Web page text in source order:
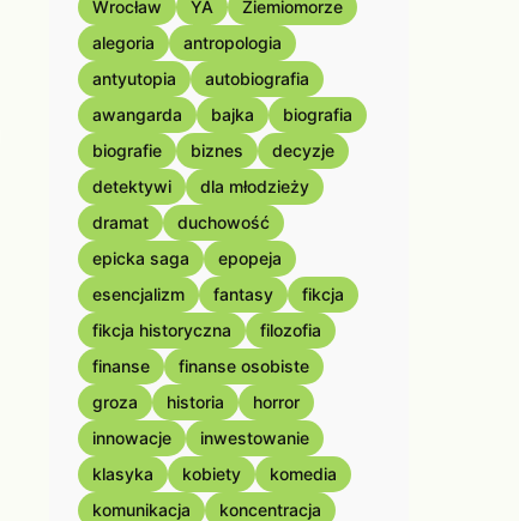
Wrocław
YA
Ziemiomorze
alegoria
antropologia
antyutopia
autobiografia
awangarda
bajka
biografia
biografie
biznes
decyzje
detektywi
dla młodzieży
dramat
duchowość
epicka saga
epopeja
esencjalizm
fantasy
fikcja
fikcja historyczna
filozofia
finanse
finanse osobiste
groza
historia
horror
innowacje
inwestowanie
klasyka
kobiety
komedia
komunikacja
koncentracja